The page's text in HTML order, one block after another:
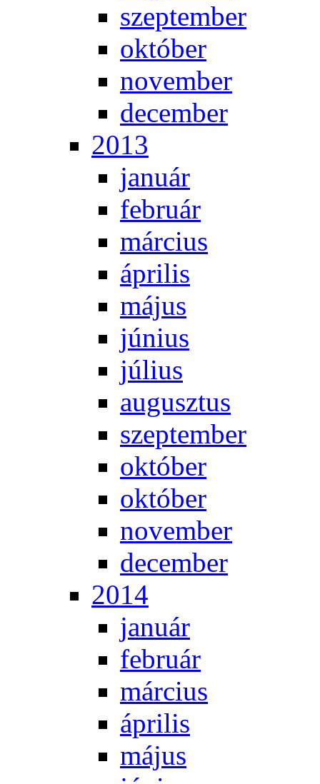
szep­tem­ber
ok­tó­ber
no­vem­ber
de­cem­ber
2013
ja­nu­ár
feb­ru­ár
már­ci­us
áp­ri­lis
má­jus
jú­ni­us
jú­li­us
au­gusz­tus
szep­tem­ber
ok­tó­ber
ok­tó­ber
no­vem­ber
de­cem­ber
2014
ja­nu­ár
feb­ru­ár
már­ci­us
áp­ri­lis
má­jus